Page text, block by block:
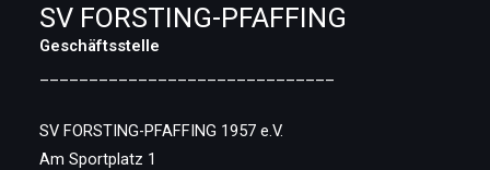
SV FORSTING-PFAFFING
Geschäftsstelle
SV FORSTING-PFAFFING 1957 e.V.
Am Sportplatz 1